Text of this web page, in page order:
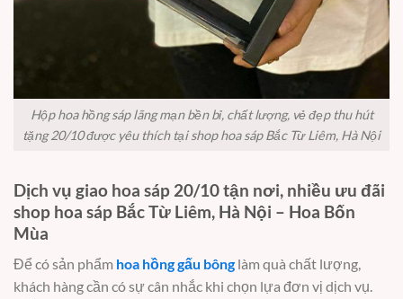
Hộp hoa hồng sáp lãng mạn bền bỉ, chất lượng, vẻ đẹp thu hút
tặng 20/10 được yêu thích tại shop hoa sáp Bắc Từ Liêm, Hà Nội
Dịch vụ giao hoa sáp 20/10 tận nơi, nhiều ưu đãi
shop hoa sáp Bắc Từ Liêm, Hà Nội – Hoa Bốn
Mùa
Để có sản phẩm hoa hồng gấu bônglàm quà chất lượng,
khách hàng cần có sự cân nhắc khi chọn lựa đơn vị dịch vụ.